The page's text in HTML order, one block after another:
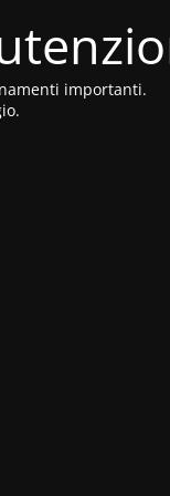
importanti.